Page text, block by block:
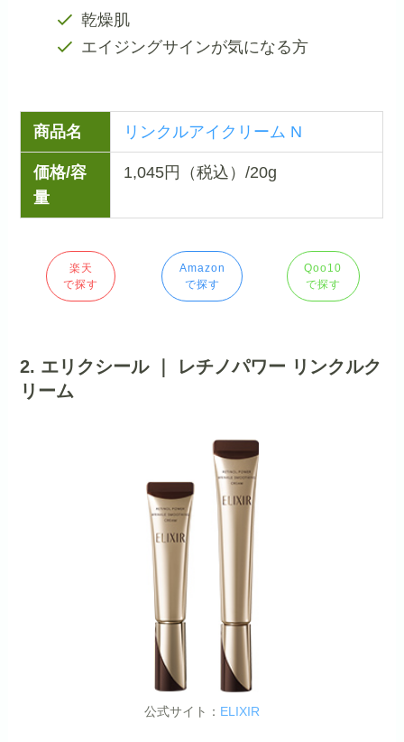
乾燥肌
エイジングサインが気になる方
商品名 リンクルアイクリーム N
価格/容
量
1,045円（税込）/20g
楽天
で探す
Amazon
で探す
Qoo10
で探す
2. エリクシール ｜ レチノパワー リンクルク
リーム
公式サイト： ELIXIR